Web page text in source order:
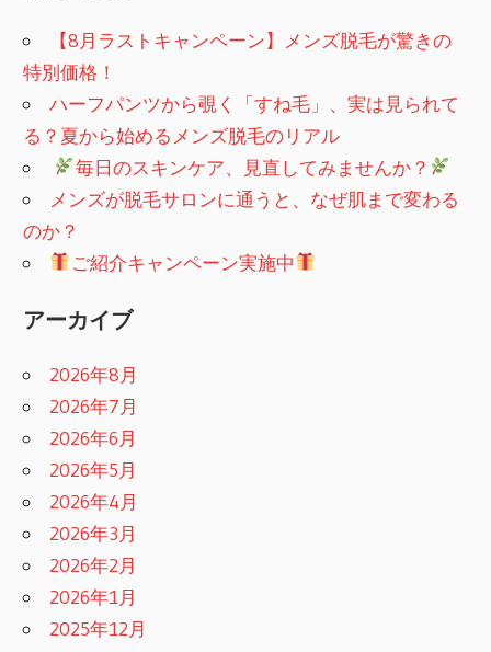
【8月ラストキャンペーン】メンズ脱毛が驚きの
特別価格！
ハーフパンツから覗く「すね毛」、実は見られて
る？夏から始めるメンズ脱毛のリアル
毎日のスキンケア、見直してみませんか？
メンズが脱毛サロンに通うと、なぜ肌まで変わる
のか？
ご紹介キャンペーン実施中
アーカイブ
2026年8月
2026年7月
2026年6月
2026年5月
2026年4月
2026年3月
2026年2月
2026年1月
2025年12月